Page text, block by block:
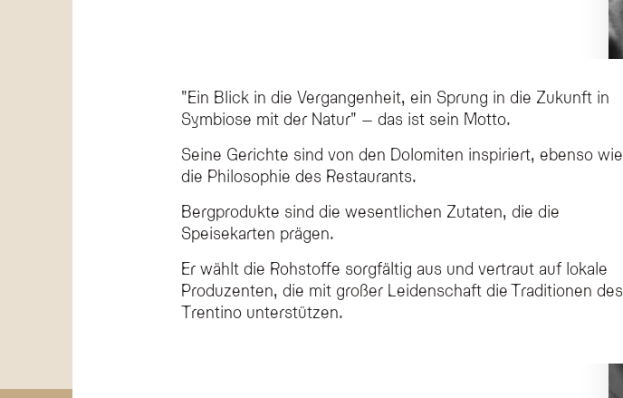
"Ein Blick in die Vergangenheit, ein Sprung in die Zukunft in
Symbiose mit der Natur" – das ist sein Motto.
Seine Gerichte sind von den Dolomiten inspiriert, ebenso wie
die Philosophie des Restaurants.
Bergprodukte sind die wesentlichen Zutaten, die die
Speisekarten prägen.
Er wählt die Rohstoffe sorgfältig aus und vertraut auf lokale
Produzenten, die mit großer Leidenschaft die Traditionen des
Trentino unterstützen.